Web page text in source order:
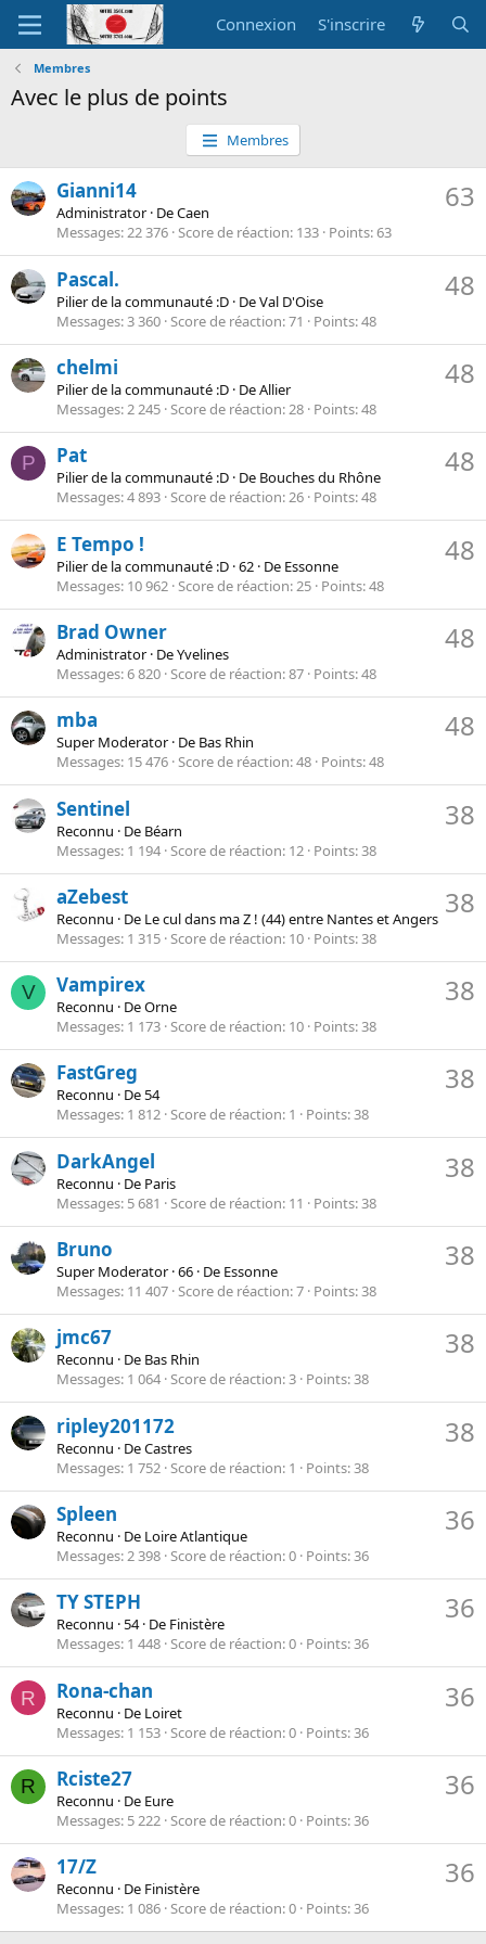
Connexion S'inscrire
Membres
Avec le plus de points
Membres
63
Gianni14
Administrator · DeCaen
Messages 22 376 Score de réaction 133 Points 63
48
Pascal.
Pilier de la communauté :D · DeVal D'Oise
Messages 3 360 Score de réaction 71 Points 48
48
chelmi
Pilier de la communauté :D · DeAllier
Messages 2 245 Score de réaction 28 Points 48
P 48
Pat
Pilier de la communauté :D · De Bouches du Rhône
Messages 4 893 Score de réaction 26 Points 48
48
E Tempo !
Pilier de la communauté :D ·62 · De Essonne
Messages 10 962 Score de réaction 25 Points 48
48
Brad Owner
Administrator · DeYvelines
Messages 6 820 Score de réaction 87 Points 48
48
mba
Super Moderator · De Bas Rhin
Messages 15 476 Score de réaction 48 Points 48
38
Sentinel
Reconnu · De Béarn
Messages 1 194 Score de réaction 12 Points 38
38
aZebest
Reconnu · De Le cul dans ma Z ! (44) entre Nantes et Angers
Messages 1 315 Score de réaction 10 Points 38
V 38
Vampirex
Reconnu · DeOrne
Messages 1 173 Score de réaction 10 Points 38
38
FastGreg
Reconnu · De54
Messages 1 812 Score de réaction 1 Points 38
38
DarkAngel
Reconnu · De Paris
Messages 5 681 Score de réaction 11 Points 38
38
Bruno
Super Moderator ·66 · De Essonne
Messages 11 407 Score de réaction 7 Points 38
38
jmc67
Reconnu · De Bas Rhin
Messages 1 064 Score de réaction 3 Points 38
38
ripley201172
Reconnu · DeCastres
Messages 1 752 Score de réaction 1 Points 38
36
Spleen
Reconnu · De Loire Atlantique
Messages 2 398 Score de réaction 0 Points 36
36
TY STEPH
Reconnu ·54· De Finistère
Messages 1 448 Score de réaction 0 Points 36
R 36
Rona-chan
Reconnu · De Loiret
Messages 1 153 Score de réaction 0 Points 36
R 36
Rciste27
Reconnu · De Eure
Messages 5 222 Score de réaction 0 Points 36
36
17/Z
Reconnu · De Finistère
Messages 1 086 Score de réaction 0 Points 36